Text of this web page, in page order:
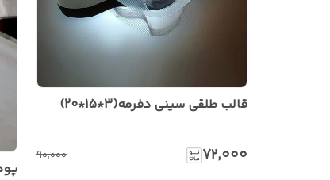
قالب طلقی سینی دفرمه(3*15*20)
۷۲٬۰۰۰ ۹۰٬۰۰۰